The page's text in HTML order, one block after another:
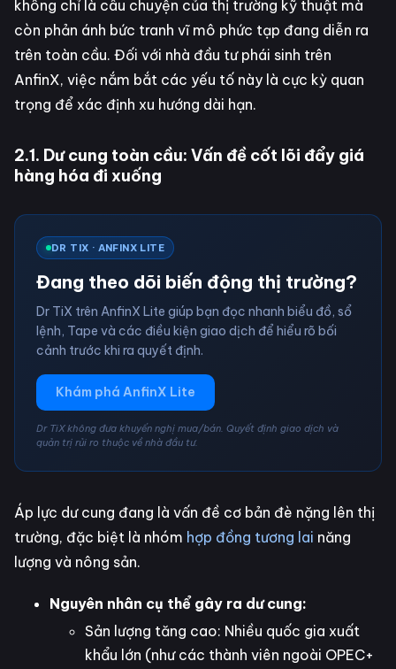
không chỉ là câu chuyện của thị trường kỹ thuật mà
còn phản ánh bức tranh vĩ mô phức tạp đang diễn ra
trên toàn cầu. Đối với nhà đầu tư phái sinh trên
AnfinX, việc nắm bắt các yếu tố này là cực kỳ quan
trọng để xác định xu hướng dài hạn.
2.1. Dư cung toàn cầu: Vấn đề cốt lõi đẩy giá
hàng hóa đi xuống
DR TIX · ANFINX LITE
Đang theo dõi biến động thị trường?
Dr TiX trên AnfinX Lite giúp bạn đọc nhanh biểu đồ, sổ
lệnh, Tape và các điều kiện giao dịch để hiểu rõ bối
cảnh trước khi ra quyết định.
Khám phá AnfinX Lite
Dr TiX không đưa khuyến nghị mua/bán. Quyết định giao dịch và
quản trị rủi ro thuộc về nhà đầu tư.
Áp lực dư cung đang là vấn đề cơ bản đè nặng lên thị
trường, đặc biệt là nhóm hợp đồng tương lai năng
lượng và nông sản.
Nguyên nhân cụ thể gây ra dư cung:
Sản lượng tăng cao: Nhiều quốc gia xuất
khẩu lớn (như các thành viên ngoài OPEC+